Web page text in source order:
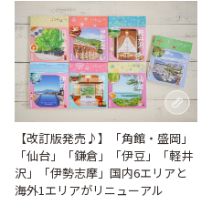
【改訂版発売♪】「角館・盛岡」
「仙台」「鎌倉」「伊豆」「軽井
沢」「伊勢志摩」国内6エリアと
海外1エリアがリニューアル